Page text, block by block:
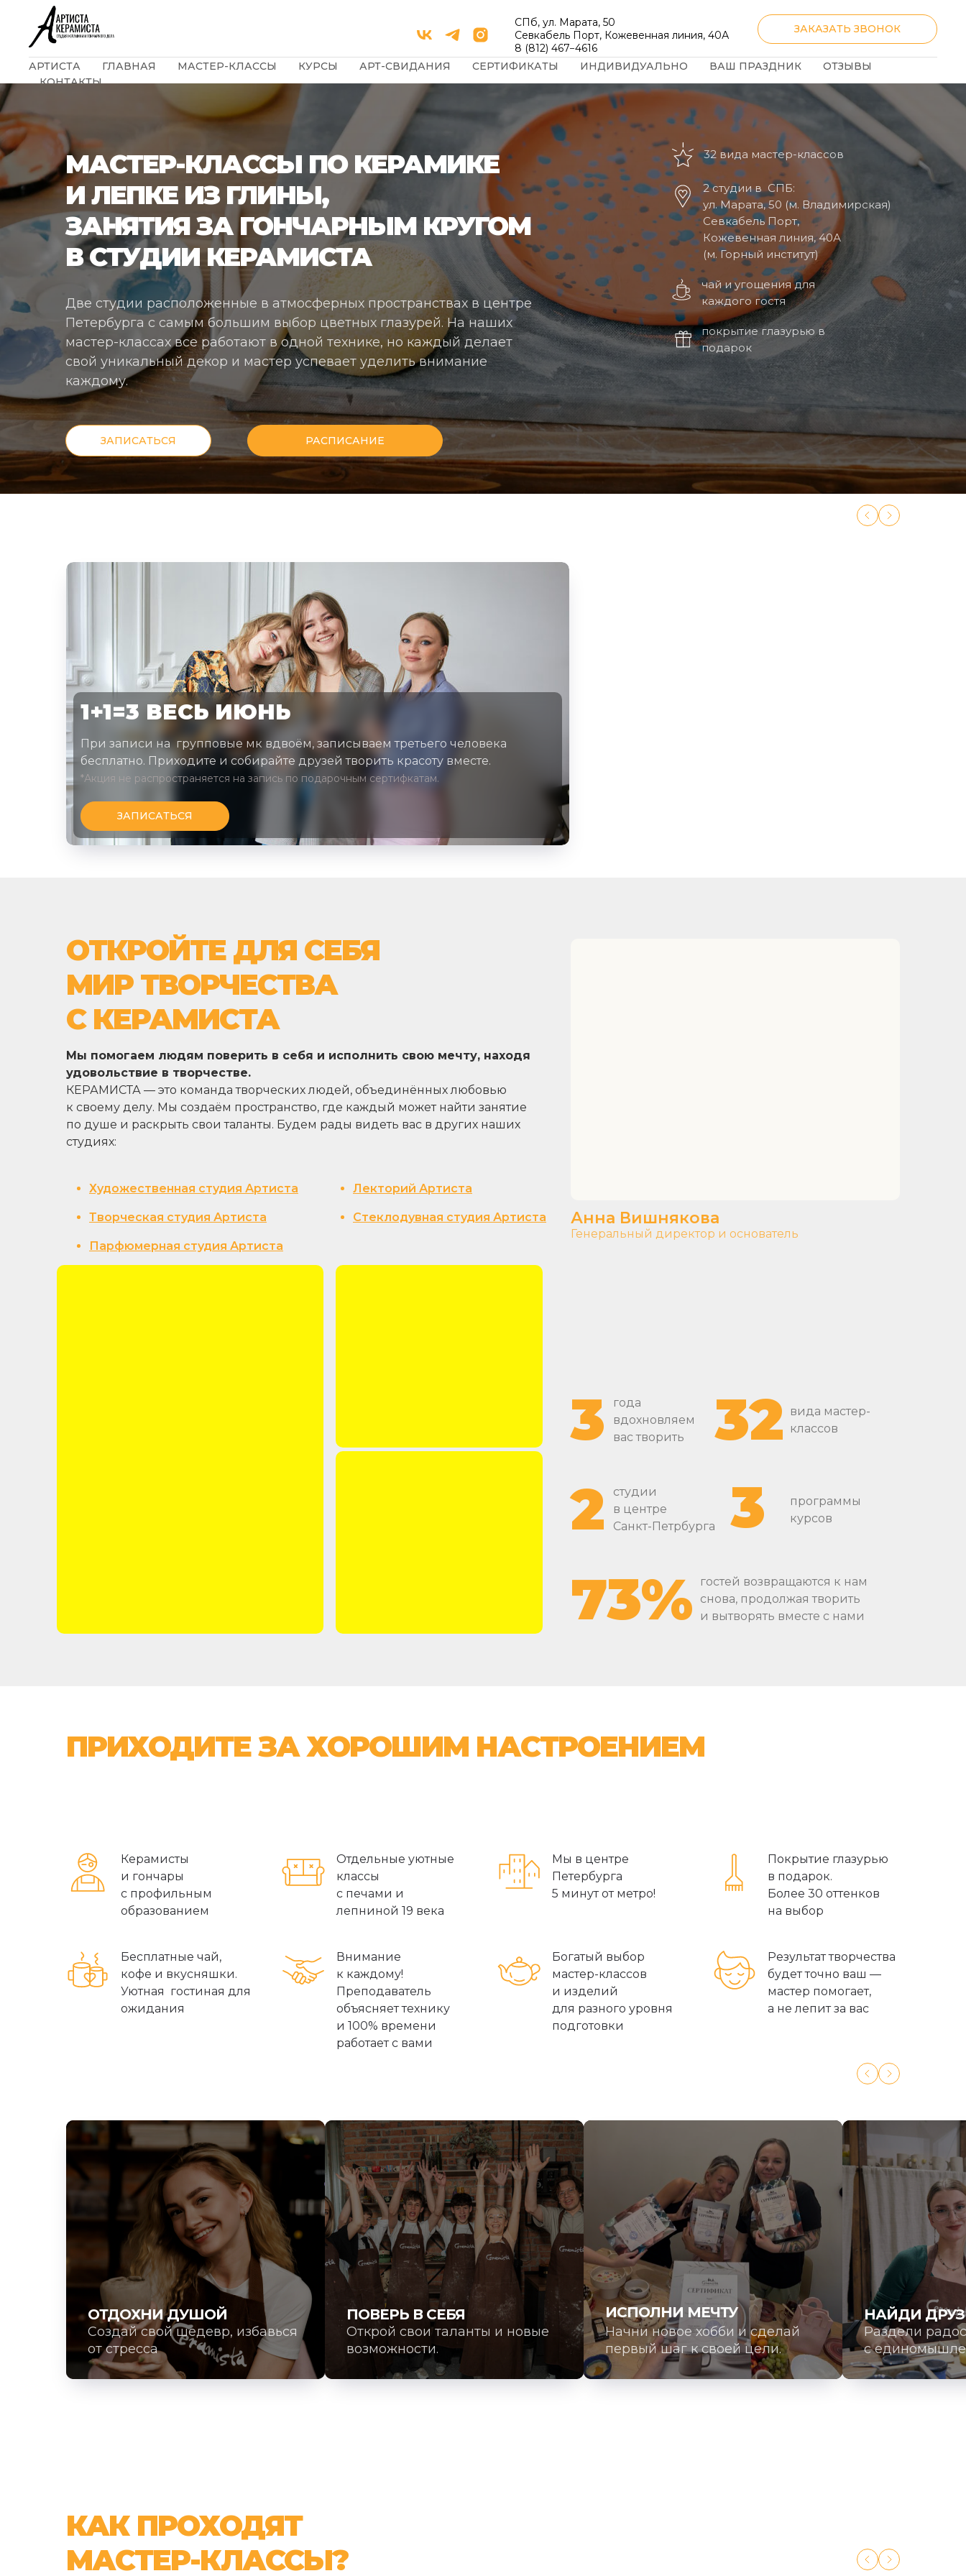
СПб, ул. Марата, 50
Севкабель Порт, Кожевенная линия, 40А
8 (812) 467−4616
ЗАКАЗАТЬ ЗВОНОК
АРТИСТА ГЛАВНАЯ МАСТЕР-КЛАССЫ КУРСЫ АРТ-СВИДАНИЯ СЕРТИФИКАТЫ ИНДИВИДУАЛЬНО ВАШ ПРАЗДНИК
ОТЗЫВЫ
КОНТАКТЫ
ЗАПИСАТЬСЯ РАСПИСАНИЕ
чай и угощения для
каждого гостя
покрытие глазурью в
подарок
32 вида мастер-классов
2 студии в СПБ:
ул. Марата, 50 (м. Владимирская)
Севкабель Порт,
Кожевенная линия, 40А
(м. Горный институт)
Две студии расположенные в атмосферных пространствах в центре
Петербурга с самым большим выбор цветных глазурей. На наших
мастер-классах все работают в одной технике, но каждый делает
свой уникальный декор и мастер успевает уделить внимание
каждому.
МАСТЕР-КЛАССЫ ПО КЕРАМИКЕ
И ЛЕПКЕ ИЗ ГЛИНЫ,
ЗАНЯТИЯ ЗА ГОНЧАРНЫМ КРУГОМ
В СТУДИИ КЕРАМИСТА
1+1=3 ВЕСЬ ИЮНЬ
При записи на групповые мк вдвоём, записываем третьего человека
бесплатно. Приходите и собирайте друзей творить красоту вместе.
*Акция не распространяется на запись по подарочным сертифкатам.
ЗАПИСАТЬСЯ
Лекторий Артиста
Стеклодувная студия Артиста
Художественная студия Артиста
Творческая студия Артиста
Парфюмерная студия Артиста
ОТКРОЙТЕ ДЛЯ СЕБЯ
МИР ТВОРЧЕСТВА
С КЕРАМИСТА
Мы помогаем людям поверить в себя и исполнить свою мечту, находя
удовольствие в творчестве.
КЕРАМИСТА — это команда творческих людей, объединённых любовью
к своему делу. Мы создаём пространство, где каждый может найти занятие
по душе и раскрыть свои таланты. Будем рады видеть вас в других наших
студиях:
Анна Вишнякова
Генеральный директор и основатель
2 3
года
вдохновляем
вас творить
3
студии
в центре
Санкт-Петрбурга
вида мастер-
классов
программы
курсов
гостей возвращаются к нам
снова, продолжая творить
и вытворять вместе с нами
73%
32
ПРИХОДИТЕ ЗА ХОРОШИМ НАСТРОЕНИЕМ
Керамисты
и гончары
с профильным
образованием
Отдельные уютные
классы
с печами и
лепниной 19 века
Мы в центре
Петербурга
5 минут от метро!
Покрытие глазурью
в подарок.
Более 30 оттенков
на выбор
Бесплатные чай,
кофе и вкусняшки.
Уютная гостиная для
ожидания
Внимание
к каждому!
Преподаватель
объясняет технику
и 100% времени
работает с вами
Богатый выбор
мастер-классов
и изделий
для разного уровня
подготовки
Результат творчества
будет точно ваш —
мастер помогает,
а не лепит за вас
ОТДОХНИ ДУШОЙ
Создай свой шедевр, избавься
от стресса
ПОВЕРЬ В СЕБЯ
Открой свои таланты и новые
возможности.
ИСПОЛНИ МЕЧТУ
Начни новое хобби и сделай
первый шаг к своей цели.
НАЙДИ
Раздели
с
КАК ПРОХОДЯТ
МАСТЕР-КЛАССЫ?